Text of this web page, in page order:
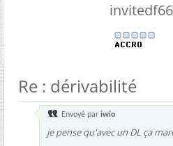
Re : dérivabilité
Envoyé par iwio
je pense qu'avec un DL ça